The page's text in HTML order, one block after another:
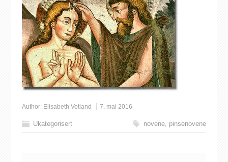
Author: Elisabeth Vetland 7. mai 2016
Ukategorisert novene pinsenovene